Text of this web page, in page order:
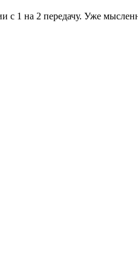
1 на 2 передачу. Уже